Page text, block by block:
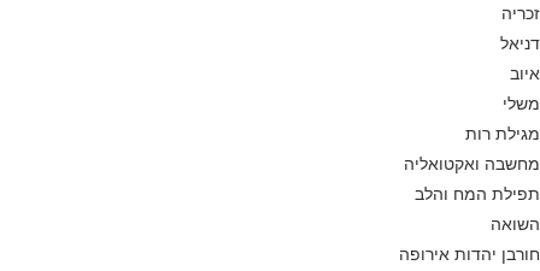
זכריה
דניאל
איוב
משלי
מגילת רות
מחשבה ואקטואליה
תפילת המח והלב
השואה
חורבן יהדות אירופה